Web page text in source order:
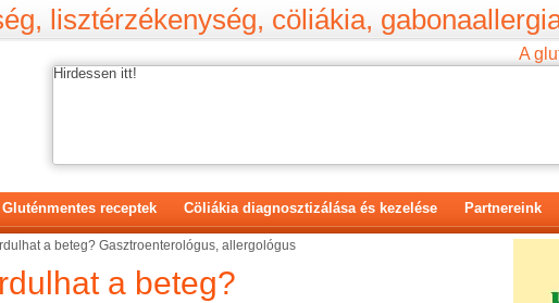
lisztérzékenység, cöliákia,
A
Hirdessen itt!
Gluténmentes receptek Cöliákia diagnosztizálása és kezelése Partnereink
a beteg? Gasztroenterológus, allergológus
a beteg?